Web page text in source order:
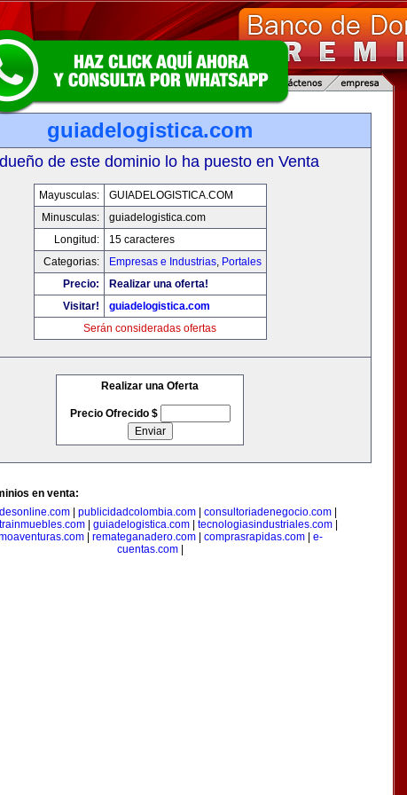
guiadelogistica.com
de este dominio lo ha puesto en Venta
Mayusculas:
GUIADELOGISTICA.COM
Minusculas:
guiadelogistica.com
Longitud:
15 caracteres
Categorias:
Empresas e Industrias, Portales
Precio:
Realizar una oferta!
Visitar!
guiadelogistica.com
Serán consideradas ofertas
Realizar una Oferta
Precio Ofrecido $
en venta:
publicidadcolombia.com consultoriadenegocio.com
| guiadelogistica.com| tecnologiasindustriales.com|
| remateganadero.com| comprasrapidas.com| e-
cuentas.com|